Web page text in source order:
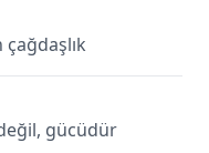
gücüdür